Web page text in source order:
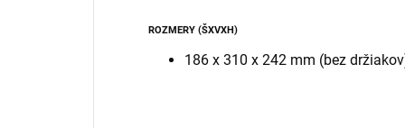
ROZMERY (ŠXVXH)
186 x 310 x 242 mm (bez